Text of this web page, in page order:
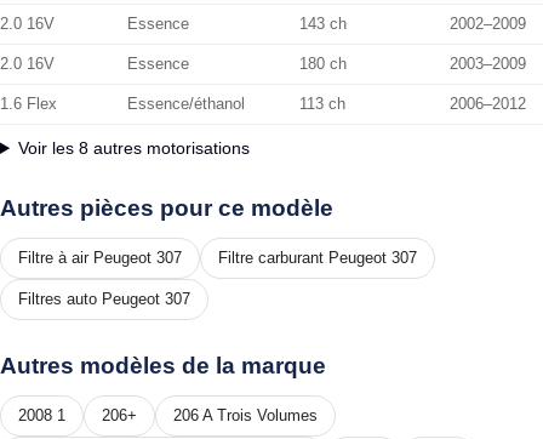
2.0 16V Essence 143 ch 2002–2009
2.0 16V Essence 180 ch 2003–2009
1.6 Flex Essence/éthanol 113 ch 2006–2012
Voir les 8 autres motorisations
Autres pièces pour ce modèle
Filtre à air Peugeot 307 Filtre carburant Peugeot 307
Filtres auto Peugeot 307
Autres modèles de la marque
2008 1 206+ 206 A Trois Volumes